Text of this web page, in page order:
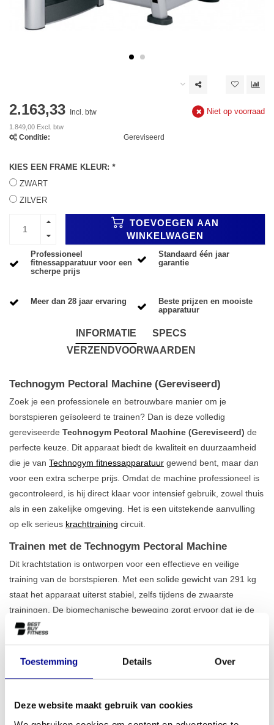
Toestemming Details Over
Deze website maakt gebruik van cookies
2.163,33 Incl. btw
1.849,00 Excl. btw
Niet op voorraad
Conditie: Gereviseerd
KIES EEN FRAME KLEUR: *
ZWART
ZILVER
TOEVOEGEN AAN
WINKELWAGEN
Professioneel
fitnessapparatuur voor een
scherpe prijs
Standaard één jaar
garantie
Meer dan 28 jaar ervaring
Beste prijzen en mooiste
apparatuur
INFORMATIE
SPECS
VERZENDVOORWAARDEN
Technogym Pectoral Machine (Gereviseerd)
Zoek je een professionele en betrouwbare manier om je
borstspieren geïsoleerd te trainen? Dan is deze volledig
gereviseerde Technogym Pectoral Machine (Gereviseerd) de
perfecte keuze. Dit apparaat biedt de kwaliteit en duurzaamheid
die je van Technogym fitnessapparatuur gewend bent, maar dan
voor een extra scherpe prijs. Omdat de machine professioneel is
gecontroleerd, is hij direct klaar voor intensief gebruik, zowel thuis
als in een zakelijke omgeving. Het is een uitstekende aanvulling
op elk serieus krachttraining circuit.
Trainen met de Technogym Pectoral Machine
Dit krachtstation is ontworpen voor een effectieve en veilige
training van de borstspieren. Met een solide gewicht van 291 kg
staat het apparaat uiterst stabiel, zelfs tijdens de zwaarste
trainingen. De biomechanische beweging zorgt ervoor dat je de
spieren op een natuurlijke en gecontroleerde manier activeert,
zitting en handvatten zijn ergonomisch ontworpen voor een
die je nodig hebt. Het is een waardevolle toevoeging aan ons